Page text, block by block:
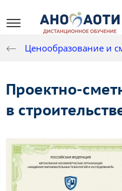
Ценообразование и
Проектно-
в